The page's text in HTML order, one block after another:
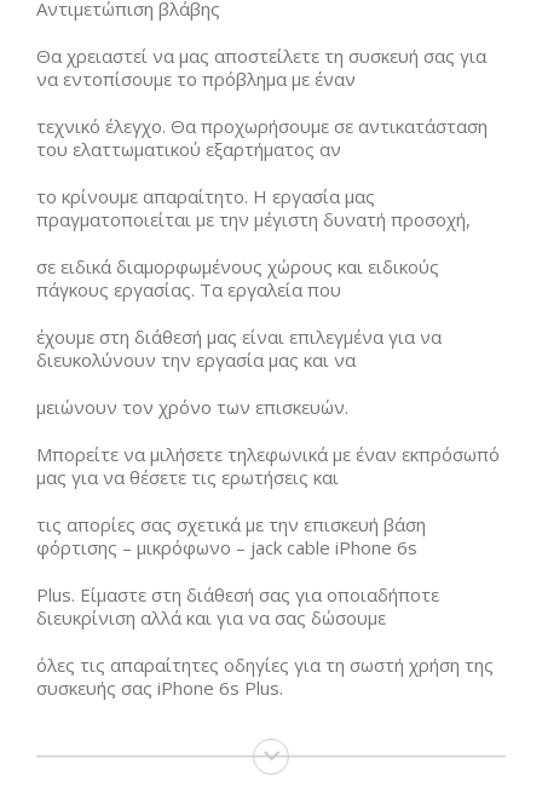
Αντιμετώπιση βλάβης
Θα χρειαστεί να μας αποστείλετε τη συσκευή σας για
να εντοπίσουμε το πρόβλημα με έναν
τεχνικό έλεγχο. Θα προχωρήσουμε σε αντικατάσταση
του ελαττωματικού εξαρτήματος αν
το κρίνουμε απαραίτητο. Η εργασία μας
πραγματοποιείται με την μέγιστη δυνατή προσοχή,
σε ειδικά διαμορφωμένους χώρους και ειδικούς
πάγκους εργασίας. Τα εργαλεία που
έχουμε στη διάθεσή μας είναι επιλεγμένα για να
διευκολύνουν την εργασία μας και να
μειώνουν τον χρόνο των επισκευών.
Μπορείτε να μιλήσετε τηλεφωνικά με έναν εκπρόσωπό
μας για να θέσετε τις ερωτήσεις και
τις απορίες σας σχετικά με την επισκευή βάση
φόρτισης – μικρόφωνο – jack cable iPhone 6s
Plus. Είμαστε στη διάθεσή σας για οποιαδήποτε
διευκρίνιση αλλά και για να σας δώσουμε
όλες τις απαραίτητες οδηγίες για τη σωστή χρήση της
συσκευής σας iPhone 6s Plus.